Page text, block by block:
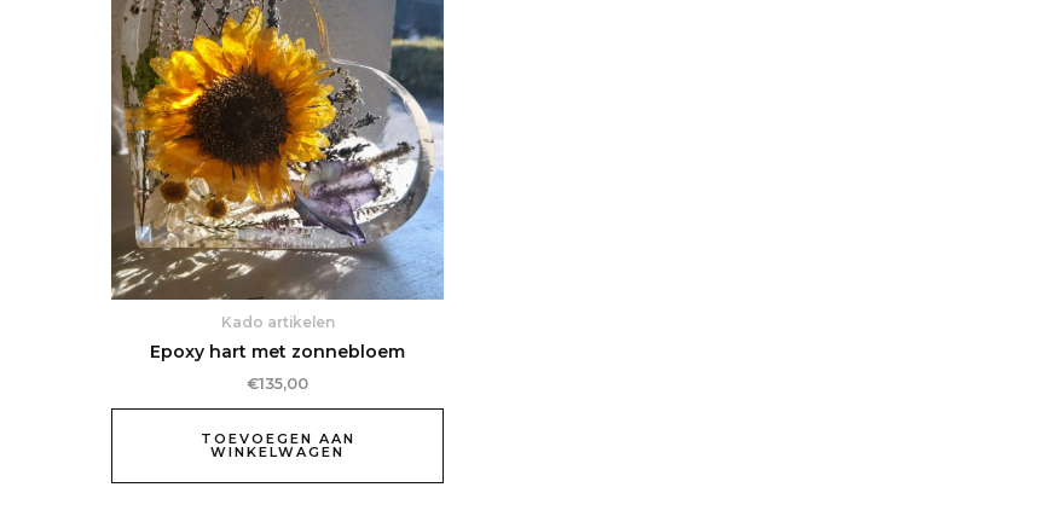
Kado artikelen
Epoxy hart met zonnebloem
€135,00
TOEVOEGEN AAN
WINKELWAGEN